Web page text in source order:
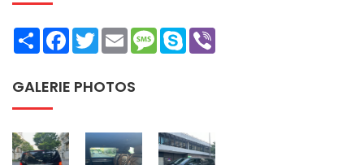
ShareFacebookTwitterEmailMessage
Skype
GALERIE PHOTOS